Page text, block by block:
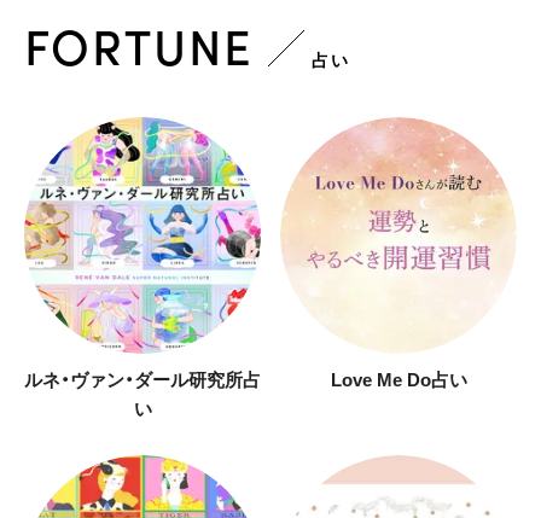
FORTUNE 占い
ルネ・ヴァン・ダール研究所占
い
Love Me Do占い